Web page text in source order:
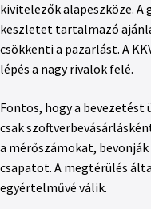
kivitelezők alapeszköze. A
keszletet tartalmazó
csökkenti a pazarlást. A
lépés a nagy rivalok felé.
Fontos, hogy a
csak
a mérőszámokat,
csapatot. A megtérülés
egyértelművé válik.